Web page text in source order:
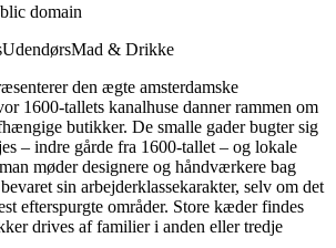
domain
UdendørsMad & Drikke
den ægte amsterdamske
1600-tallets kanalhuse danner rammen om
butikker. De smalle gader bugter sig
– indre gårde fra 1600-tallet – og lokale
møder designere og håndværkere bag
sin arbejderklassekarakter, selv om det
efterspurgte områder. Store kæder findes
drives af familier i anden eller tredje